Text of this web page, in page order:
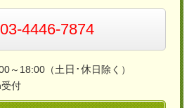
03-4446-7874
～18:00（土日･休日除く）
付